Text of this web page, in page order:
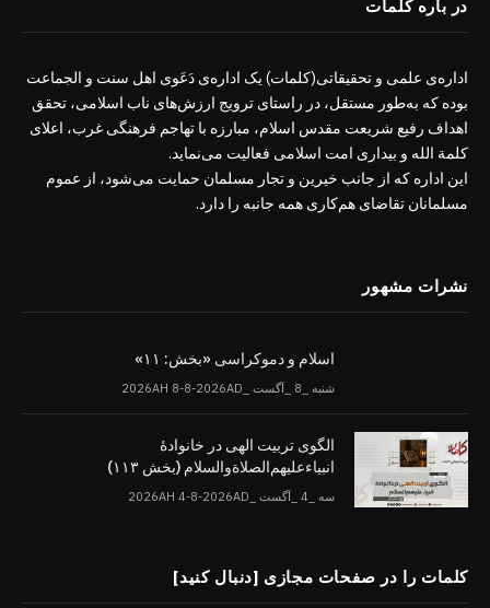
در باره کلمات
اداره‌ی علمی و تحقیقاتی(کلمات) یک اداره‌ی دَعَوی اهل سنت و الجماعت
بوده که به‌طور مستقل، در راستای ترویج ارزش‌های ناب اسلامی، تحقق
اهداف رفیع شریعت مقدس اسلام، مبارزه با تهاجم فرهنگی غرب، اعلای
کلمة الله و بیداری امت اسلامی فعالیت می‌نماید.
این اداره که از جانب خیرین و تجار مسلمان حمایت می‌شود، از عموم
مسلمانان تقاضای هم‌کاری همه جانبه را دارد.
نشرات مشهور
اسلام و دموکراسی «بخش: ۱۱»
شنبه _8 _آگست _2026AH 8-8-2026AD
الگوی تربیت الهی در خانوادۀ
انبیاءعلیهم‌الصلاةو‌السلام (بخش ۱۱۳)
سه _4 _آگست _2026AH 4-8-2026AD
کلمات را در صفحات مجازی [دنبال کنید]